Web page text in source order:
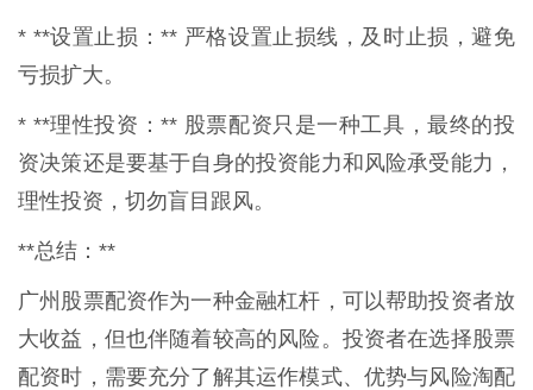
* **设置止损：** 严格设置止损线，及时止损，避免
亏损扩大。
* **理性投资：** 股票配资只是一种工具，最终的投
资决策还是要基于自身的投资能力和风险承受能力，
理性投资，切勿盲目跟风。
**总结：**
广州股票配资作为一种金融杠杆，可以帮助投资者放
大收益，但也伴随着较高的风险。投资者在选择股票
配资时，需要充分了解其运作模式、优势与风险淘配